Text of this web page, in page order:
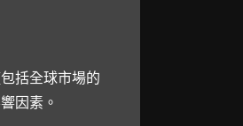
括全球市場的
因素。